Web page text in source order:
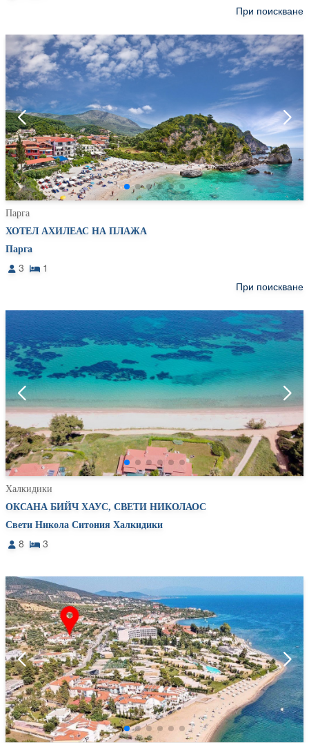
При поискване
Парга
ХОТЕЛ АХИЛЕАС НА ПЛАЖА
Парга
3
1
При поискване
Халкидики
ОКСАНА БИЙЧ ХАУС, СВЕТИ НИКОЛАОС
Свети Никола Ситония Халкидики
8 3